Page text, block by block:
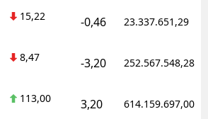
15,22 -0,46 23.337.651,29
8,47 -3,20 252.567.548,28
113,00 3,20 614.159.697,00